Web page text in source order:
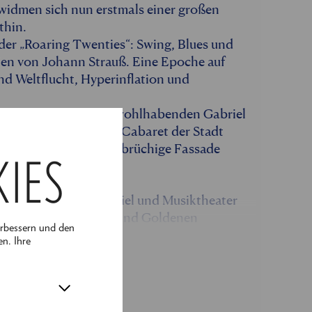
und den
Ihre
sich nun erstmals einer großen
„Roaring Twenties“: Swing, Blues und
von Johann Strauß. Eine Epoche auf
Weltflucht, Hyperinflation und
um den wohlhabenden Gabriel
im berüchtigtsten Cabaret der Stadt
knallen und die brüchige Fassade
aus Schauspiel und Musiktheater
Operettenära und Goldenen
seine Pforten.